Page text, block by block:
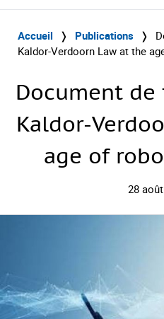
Accueil ❭ Publications ❭
Kaldor-Verdoorn Law at the
Document de
Kaldor-
age of
28